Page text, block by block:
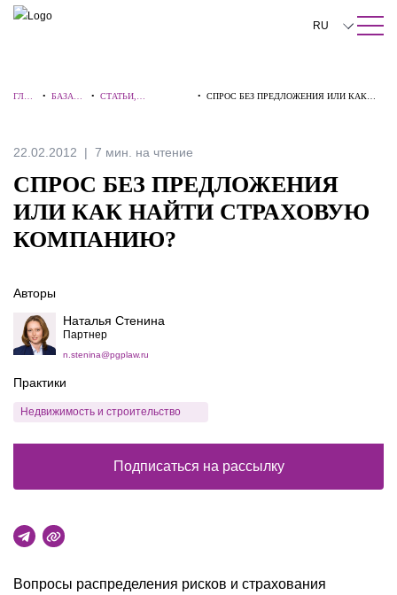
ПОИСК ПО САЙТУ Закрыть
RU
中文
Italiano
ГЛАВ
• БАЗА
• СТАТЬИ,
•СПРОС БЕЗ ПРЕДЛОЖЕНИЯ ИЛИ КАК
22.02.2012 7 мин. на чтение
СПРОС БЕЗ ПРЕДЛОЖЕНИЯ
ИЛИ КАК НАЙТИ СТРАХОВУЮ
КОМПАНИЮ?
Вопросы распределения рисков и страхования
Авторы
Наталья Стенина
Партнер
n.stenina@pgplaw.ru
Практики
Недвижимость и строительство
Подписаться на рассылку